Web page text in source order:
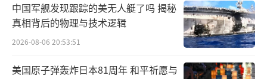
中国军舰发现跟踪的美无人艇了吗 揭秘
真相背后的物理与技术逻辑
2026-08-06 20:53:51
美国原子弹轰炸日本81周年 和平祈愿与